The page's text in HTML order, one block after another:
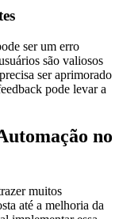
ser um erro
são valiosos
ser aprimorado
pode levar a
no
muitos
até a melhoria da